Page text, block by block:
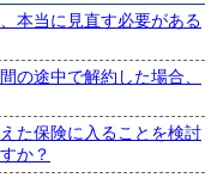
本当に見直す必要がある
の途中で解約した場合、
た保険に入ることを検討
か？